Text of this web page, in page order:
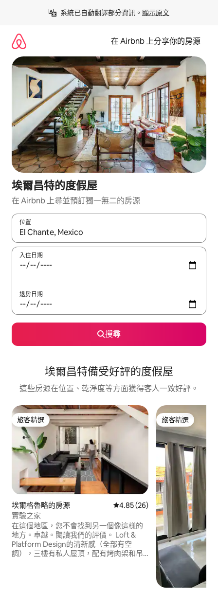
系統已自動翻譯部分資訊。 顯示原文
在 Airbnb 上分享你的房源
埃爾昌特的度假屋
在 Airbnb 上尋並預訂獨一無二的房源
位置
如有搜尋結果，瀏覽內容時請使用上下箭頭，或輕點、滑動裝置。
入住日期
退房日期
搜尋
埃爾昌特備受好評的度假屋
這些房源在位置、乾淨度等方面獲得客人一致好評。
旅客精選
旅客精選
埃爾格魯略的房源 從 26 則評價中獲得 4.85 的平均
4.85 (26)
實驗之家
在這個地區，您不會找到另一個像這樣的
地方。卓越。閱讀我們的評價。 Loft &
Platform Design的清新感（全部有空
調），三樓有私人屋頂，配有烤肉架和吊
旅客精選
旅客精選